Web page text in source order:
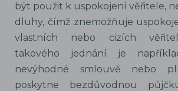
být použit k uspokojení věřitele,
dluhy, čímž znemožňuje
vlastních nebo cizích
takového jednání je
nevýhodné smlouvě nebo
poskytne bezdůvodnou